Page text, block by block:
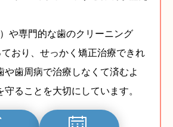
や専門的な歯のクリーニング
ており、せっかく矯正治療できれ
や歯周病で治療しなくて済むよ
ることを大切にしています。